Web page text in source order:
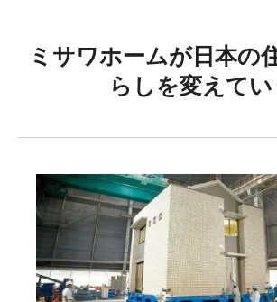
ミサワホームが日本の
らしを変えてい